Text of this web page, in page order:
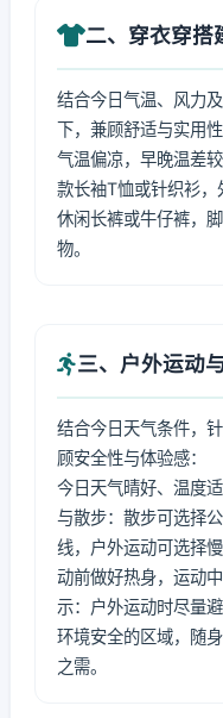
二、穿衣穿搭
结合今日气温、风力
下，兼顾舒适与实用性
气温偏凉，早晚温差
款长袖T恤或针织衫
休闲长裤或牛仔裤，
物。
三、户外运动
结合今日天气条件，
顾安全性与体验感：
今日天气晴好、温度
与散步：散步可选择
线，户外运动可选择
动前做好热身，运动
示：户外运动时尽量
环境安全的区域，随
之需。